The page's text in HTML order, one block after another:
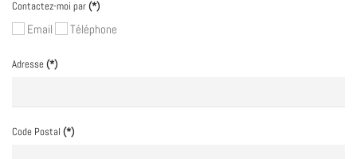
Contactez-moi par(*)
Email Téléphone
Adresse(*)
Code Postal (*)